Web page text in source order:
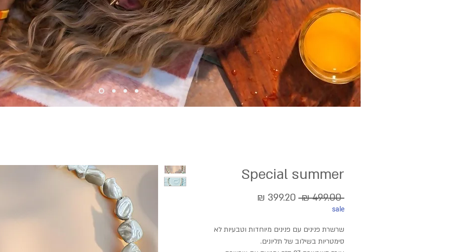
Special summer
‏499.00 ‏₪
מחיר
sale
שרשרת פנינים עם פנינים מיוחדות וטבעיות לא
סימטריות בשילוב של תליונים.